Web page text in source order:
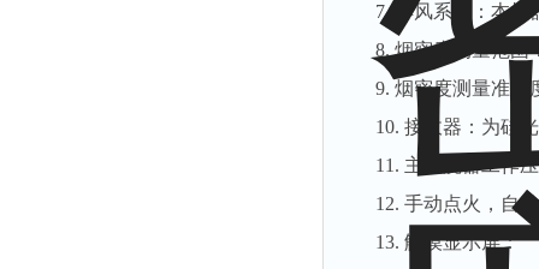
7.
排风系统：本
8.烟密度测量范围
9. 烟密度测量准确
10. 接收器：为硅
11. 主燃烧器工作
12. 手动点火，自
13. 触摸显示屏：